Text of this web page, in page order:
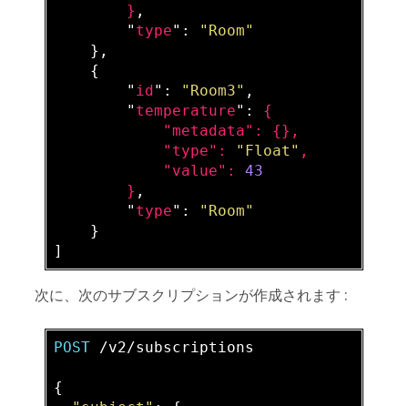
} ,
        "
type":
"Room"
},
    {
        "
id": "Room3" ,
        "
temperature": {
            "
metadata": {} ,
            "
type": "Float" ,
            "
value": 43
} ,
        "
type":
"Room"
}
次に、次のサブスクリプションが作成されます :
POST /v2/subscriptions
{